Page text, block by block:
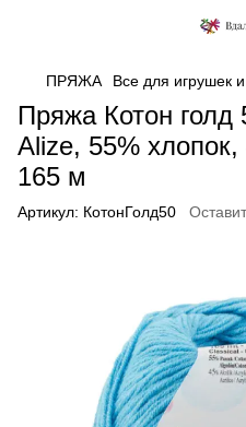
ПРЯЖА Все для игрушек
Пряжа Котон голд
Alize, 55% хлопок,
165 м
Артикул: КотонГолд50